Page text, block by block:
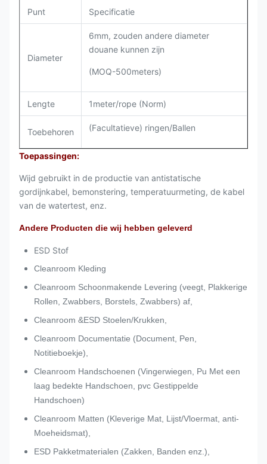
Punt Specificatie
Diameter
6mm, zouden andere diameter
douane kunnen zijn
(MOQ-500meters)
Lengte 1meter/rope (Norm)
Toebehoren (Facultatieve) ringen/Ballen
Toepassingen:
Wijd gebruikt in de productie van antistatische
gordijnkabel, bemonstering, temperatuurmeting, de kabel
van de watertest, enz.
Andere Producten die wij hebben geleverd
ESD Stof
Cleanroom Kleding
Cleanroom Schoonmakende Levering (veegt, Plakkerige
Rollen, Zwabbers, Borstels, Zwabbers) af,
Cleanroom &ESD Stoelen/Krukken,
Cleanroom Documentatie (Document, Pen,
Notitieboekje),
Cleanroom Handschoenen (Vingerwiegen, Pu Met een
laag bedekte Handschoen, pvc Gestippelde
Handschoen)
Cleanroom Matten (Kleverige Mat, Lijst/Vloermat, anti-
Moeheidsmat),
ESD Pakketmaterialen (Zakken, Banden enz.),